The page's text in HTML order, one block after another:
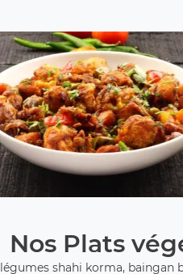
Nos Plats
légumes shahi korma, baingan